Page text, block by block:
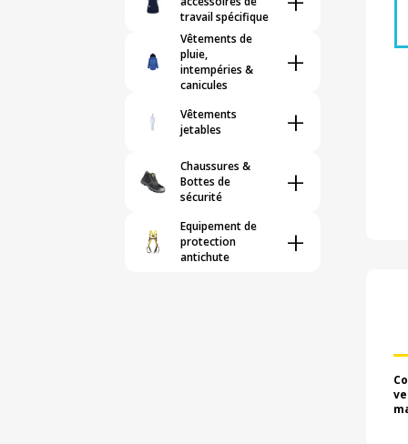
travail spécifique
Vêtements de
pluie,
intempéries &
canicules
+
Vêtements
jetables
+
Chaussures &
Bottes de
sécurité
+
Equipement de
protection
antichute
+